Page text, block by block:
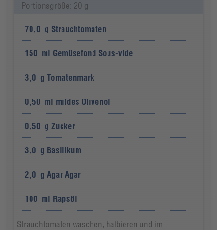
Portionsgröße: 20 g
70,0 g Strauchtomaten
150 ml Gemüsefond Sous-vide
3,0 g Tomatenmark
0,50 ml mildes Olivenöl
0,50 g Zucker
3,0 g Basilikum
2,0 g Agar Agar
100 ml Rapsöl
Strauchtomaten waschen, halbieren und im